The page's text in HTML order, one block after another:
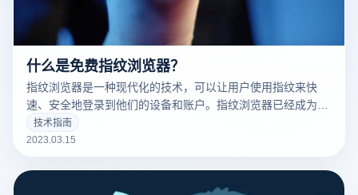
什么是免费指纹浏览器？
指纹浏览器是一种现代化的技术，可以让用户使用指纹来快
速、安全地登录到他们的设备和账户。指纹浏览器已经成为了
现代科技的标志之一，并且越来越多的人开始使用它。
技术指南
2023.03.15